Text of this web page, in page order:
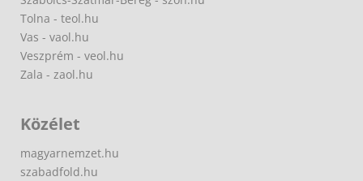
Tolna - teol.hu
Vas - vaol.hu
Veszprém - veol.hu
Zala - zaol.hu
Közélet
magyarnemzet.hu
szabadfold.hu